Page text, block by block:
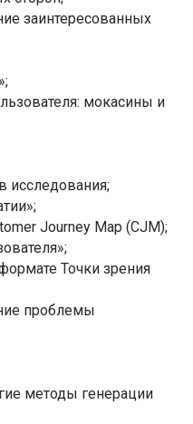
заинтересованных
мокасины и
исследования;
Journey Map (CJM);
Точки зрения
проблемы
методы генерации